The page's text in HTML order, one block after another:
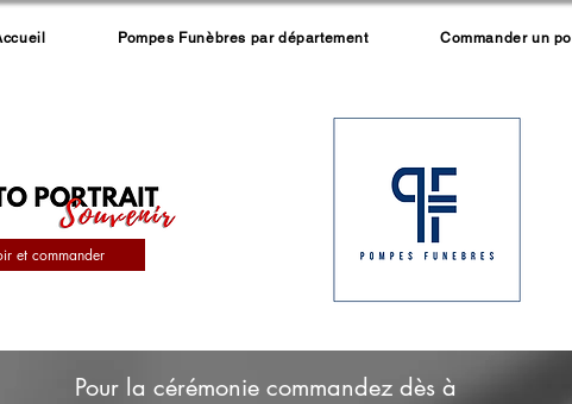
Pompes Funèbres par département Commander un
et commander
Pour la cérémonie commandez dès à